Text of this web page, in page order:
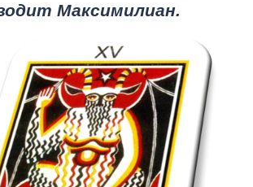
Максимилиан.